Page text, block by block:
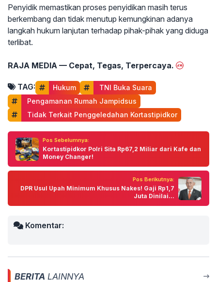
Penyidik memastikan proses penyidikan masih terus
berkembang dan tidak menutup kemungkinan adanya
langkah hukum lanjutan terhadap pihak-pihak yang diduga
terlibat.
RAJA MEDIA — Cepat, Tegas, Terpercaya.
TAG: Hukum
TNI Buka Suara
Pengamanan Rumah Jampidsus
Tidak Terkait Penggeledahan Kortastipidkor
Pos Sebelumnya:
Kortastipidkor Polri Sita Rp67,2 Miliar dari Kafe dan
Money Changer!
Pos Berikutnya:
DPR Usul Upah Minimum Khusus Nakes! Gaji Rp1,7
Juta Dinilai...
Komentar:
BERITA LAINNYA